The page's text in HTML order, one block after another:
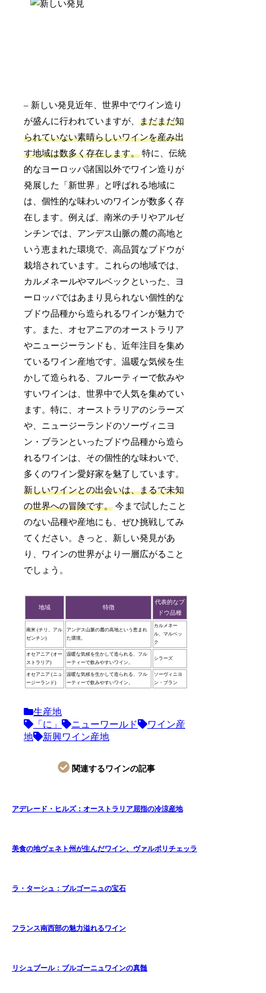
– 新しい発見近年、世界中でワイン造り
が盛んに行われていますが、まだまだ知
られていない素晴らしいワインを産み出
す地域は数多く存在します。 特に、伝統
的なヨーロッパ諸国以外でワイン造りが
発展した「新世界」と呼ばれる地域に
は、個性的な味わいのワインが数多く存
在します。例えば、南米のチリやアルゼ
ンチンでは、アンデス山脈の麓の高地と
いう恵まれた環境で、高品質なブドウが
栽培されています。これらの地域では、
カルメネールやマルベックといった、ヨ
ーロッパではあまり見られない個性的な
ブドウ品種から造られるワインが魅力で
す。また、オセアニアのオーストラリア
やニュージーランドも、近年注目を集め
ているワイン産地です。温暖な気候を生
かして造られる、フルーティーで飲みや
すいワインは、世界中で人気を集めてい
ます。特に、オーストラリアのシラーズ
や、ニュージーランドのソーヴィニヨ
ン・ブランといったブドウ品種から造ら
れるワインは、その個性的な味わいで、
多くのワイン愛好家を魅了しています。
新しいワインとの出会いは、まるで未知
の世界への冒険です。 今まで試したこと
のない品種や産地にも、ぜひ挑戦してみ
てください。きっと、新しい発見があ
り、ワインの世界がより一層広がること
でしょう。
地域 特徴
代表的なブ
ドウ品種
南米 (チリ、アル
ゼンチン)
アンデス山脈の麓の高地という恵まれ
た環境。
カルメネー
ル、マルベッ
ク
オセアニア (オー
ストラリア)
温暖な気候を生かして造られる、フル
ーティーで飲みやすいワイン。
シラーズ
オセアニア (ニュ
ージーランド)
温暖な気候を生かして造られる、フル
ーティーで飲みやすいワイン。
ソーヴィニヨ
ン・ブラン
生産地
「に」
ニューワールド
ワイン産
地
新興ワイン産地
関連するワインの記事
アデレード・ヒルズ：オーストラリア屈指の冷涼産地
美食の地ヴェネト州が生んだワイン、ヴァルポリチェッラ
ラ・ターシュ：ブルゴーニュの宝石
フランス南西部の魅力溢れるワイン
リシュブール：ブルゴーニュワインの真髄